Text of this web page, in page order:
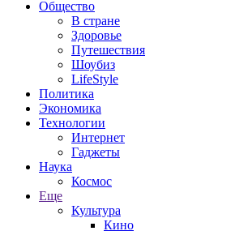
Общество
В стране
Здоровье
Путешествия
Шоубиз
LifeStyle
Политика
Экономика
Технологии
Интернет
Гаджеты
Наука
Космос
Еще
Культура
Кино